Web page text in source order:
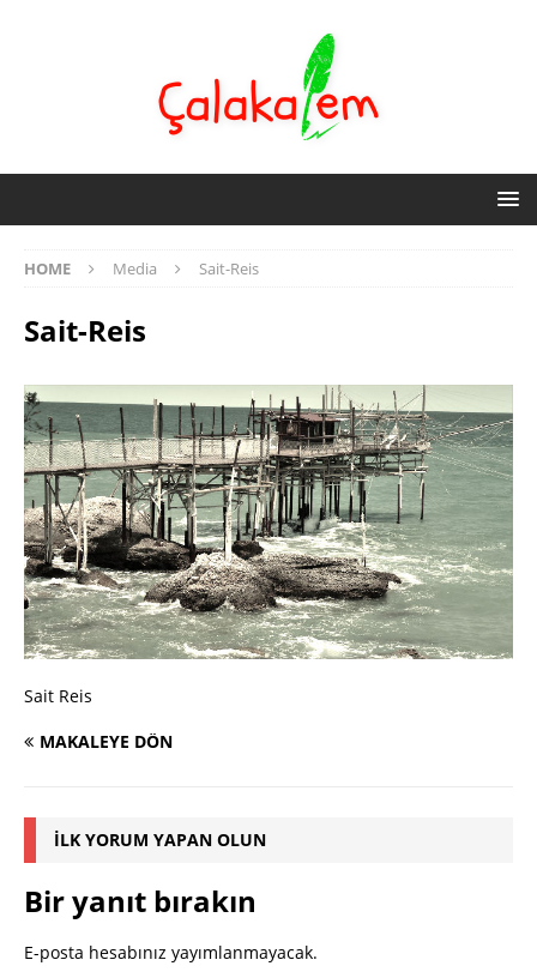
HOME Media Sait-Reis
Sait-Reis
Sait Reis
MAKALEYE DÖN
İLK YORUM YAPAN OLUN
Bir yanıt bırakın
E-posta hesabınız yayımlanmayacak.